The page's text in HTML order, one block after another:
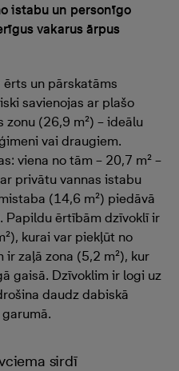
istabu un personīgo
vakarus ārpus
un pārskatāms
savienojas ar plašo
(26,9 m²) – ideālu
vai draugiem.
viena no tām – 20,7 m² –
privātu vannas istabu
(14,6 m²) piedāvā
Papildu ērtībām dzīvoklī ir
kurai var piekļūt no
ir zaļā zona (5,2 m²), kur
gaisā. Dzīvoklim ir logi uz
daudz dabiskā
sirdī